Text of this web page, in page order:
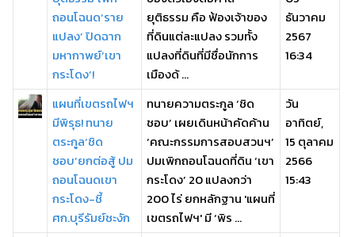
ถอนโฉนด‘ราย
แปลง’ ปิดฉาก
มหากาพย์‘เขา
กระโดง’!
ยุติธรรม คือ ฟ้องเจ้าของ
ที่ดินแต่ละแปลง รวมทั้ง
แปลงที่ดินที่มีชื่อนักการ
เมืองด้ ...
ธันวาคม
2567
16:34
แผนที่เขตรถไฟฯ
มีพิรุธ! ทนาย
ตระกูล‘ชิด
ชอบ’ยกต่อสู้ ปม
ถอนโฉนดเขา
กระโดง-ชี้
ศก.บุรีรัมย์ชะงัก
ทนายความตระกูล ‘ชิด
ชอบ’ เผยเดินหน้าคัดค้าน
‘คณะกรรมการสอบสวนฯ’
ปมเพิกถอนโฉนดที่ดิน ‘เขา
กระโดง’ 20 แปลงกว่า
200 ไร่ ยกหลักฐาน 'แผนที่
เขตรถไฟฯ' มี ‘พิร ...
วัน
อาทิตย์,
15 ตุลาคม
2566
15:43